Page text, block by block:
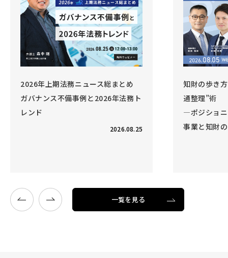
2026年上期法務ニュース総まとめ
ガバナンス不備事例と2026年法務ト
レンド
2026.08.25
知財の歩き
通整理”術
―ポジショ
事業と知財
一覧を見る